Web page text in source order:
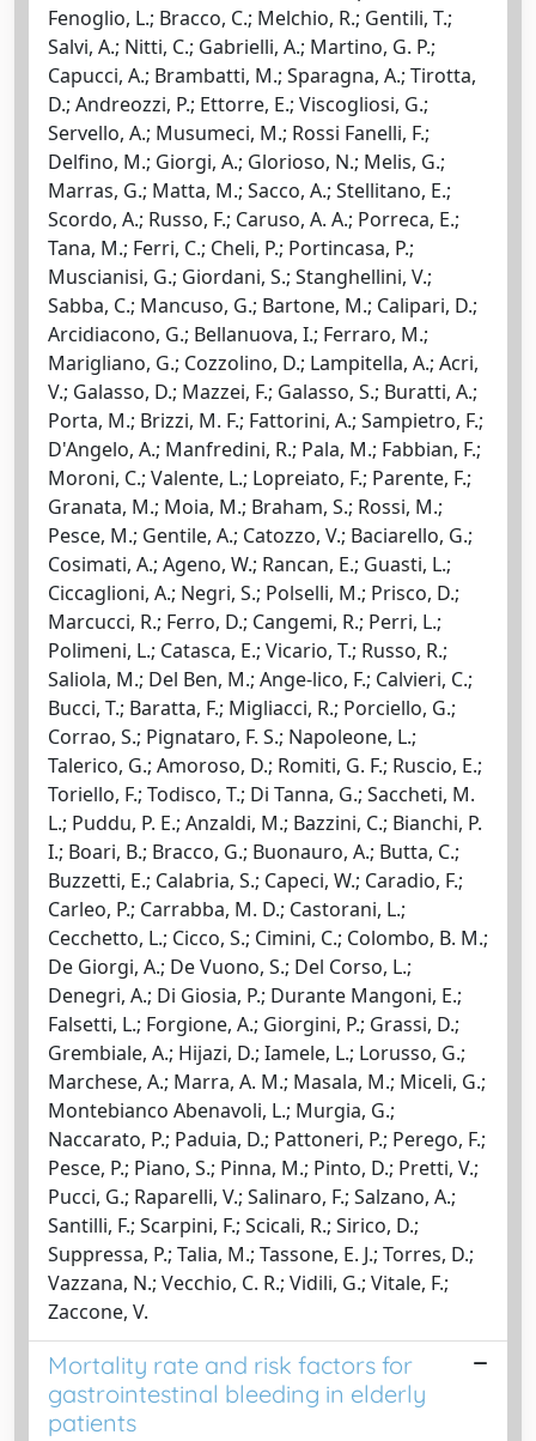
Fenoglio, L.; Bracco, C.; Melchio, R.; Gentili, T.;
Salvi, A.; Nitti, C.; Gabrielli, A.; Martino, G. P.;
Capucci, A.; Brambatti, M.; Sparagna, A.; Tirotta,
D.; Andreozzi, P.; Ettorre, E.; Viscogliosi, G.;
Servello, A.; Musumeci, M.; Rossi Fanelli, F.;
Delfino, M.; Giorgi, A.; Glorioso, N.; Melis, G.;
Marras, G.; Matta, M.; Sacco, A.; Stellitano, E.;
Scordo, A.; Russo, F.; Caruso, A. A.; Porreca, E.;
Tana, M.; Ferri, C.; Cheli, P.; Portincasa, P.;
Muscianisi, G.; Giordani, S.; Stanghellini, V.;
Sabba, C.; Mancuso, G.; Bartone, M.; Calipari, D.;
Arcidiacono, G.; Bellanuova, I.; Ferraro, M.;
Marigliano, G.; Cozzolino, D.; Lampitella, A.; Acri,
V.; Galasso, D.; Mazzei, F.; Galasso, S.; Buratti, A.;
Porta, M.; Brizzi, M. F.; Fattorini, A.; Sampietro, F.;
D'Angelo, A.; Manfredini, R.; Pala, M.; Fabbian, F.;
Moroni, C.; Valente, L.; Lopreiato, F.; Parente, F.;
Granata, M.; Moia, M.; Braham, S.; Rossi, M.;
Pesce, M.; Gentile, A.; Catozzo, V.; Baciarello, G.;
Cosimati, A.; Ageno, W.; Rancan, E.; Guasti, L.;
Ciccaglioni, A.; Negri, S.; Polselli, M.; Prisco, D.;
Marcucci, R.; Ferro, D.; Cangemi, R.; Perri, L.;
Polimeni, L.; Catasca, E.; Vicario, T.; Russo, R.;
Saliola, M.; Del Ben, M.; Ange-lico, F.; Calvieri, C.;
Bucci, T.; Baratta, F.; Migliacci, R.; Porciello, G.;
Corrao, S.; Pignataro, F. S.; Napoleone, L.;
Talerico, G.; Amoroso, D.; Romiti, G. F.; Ruscio, E.;
Toriello, F.; Todisco, T.; Di Tanna, G.; Saccheti, M.
L.; Puddu, P. E.; Anzaldi, M.; Bazzini, C.; Bianchi, P.
I.; Boari, B.; Bracco, G.; Buonauro, A.; Butta, C.;
Buzzetti, E.; Calabria, S.; Capeci, W.; Caradio, F.;
Carleo, P.; Carrabba, M. D.; Castorani, L.;
Cecchetto, L.; Cicco, S.; Cimini, C.; Colombo, B. M.;
De Giorgi, A.; De Vuono, S.; Del Corso, L.;
Denegri, A.; Di Giosia, P.; Durante Mangoni, E.;
Falsetti, L.; Forgione, A.; Giorgini, P.; Grassi, D.;
Grembiale, A.; Hijazi, D.; Iamele, L.; Lorusso, G.;
Marchese, A.; Marra, A. M.; Masala, M.; Miceli, G.;
Montebianco Abenavoli, L.; Murgia, G.;
Naccarato, P.; Paduia, D.; Pattoneri, P.; Perego, F.;
Pesce, P.; Piano, S.; Pinna, M.; Pinto, D.; Pretti, V.;
Pucci, G.; Raparelli, V.; Salinaro, F.; Salzano, A.;
Santilli, F.; Scarpini, F.; Scicali, R.; Sirico, D.;
Suppressa, P.; Talia, M.; Tassone, E. J.; Torres, D.;
Vazzana, N.; Vecchio, C. R.; Vidili, G.; Vitale, F.;
Zaccone, V.
Mortality rate and risk factors for
gastrointestinal bleeding in elderly
patients